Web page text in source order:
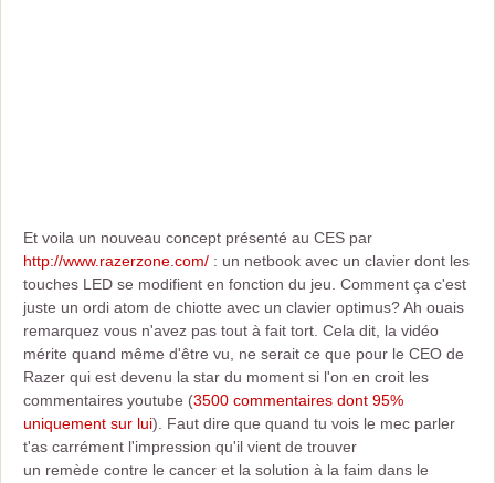
Et voila un nouveau concept présenté au CES par
http://www.razerzone.com/ : un netbook avec un clavier dont les
touches LED se modifient en fonction du jeu. Comment ça c'est
juste un ordi atom de chiotte avec un clavier optimus? Ah ouais
remarquez vous n'avez pas tout à fait tort. Cela dit, la vidéo
mérite quand même d'être vu, ne serait ce que pour le CEO de
Razer qui est devenu la star du moment si l'on en croit les
commentaires youtube (3500 commentaires dont 95%
uniquement sur lui). Faut dire que quand tu vois le mec parler
t'as carrément l'impression qu'il vient de trouver
un remède contre le cancer et la solution à la faim dans le